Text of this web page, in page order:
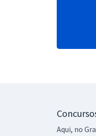
Aqui, no